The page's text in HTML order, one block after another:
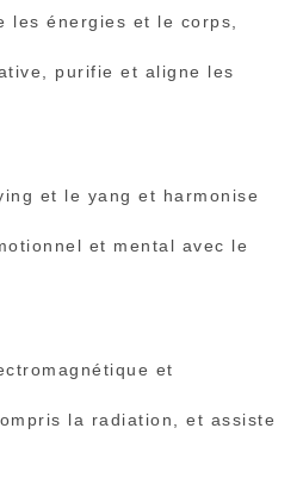
les énergies et le corps,
purifie et aligne les
et le yang et harmonise
et mental avec le
et
la radiation, et assiste